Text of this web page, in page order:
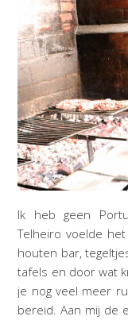
Ik heb geen
Telheiro voelde
houten bar,
tafels en door wat
je nog veel meer
bereid. Aan mij de